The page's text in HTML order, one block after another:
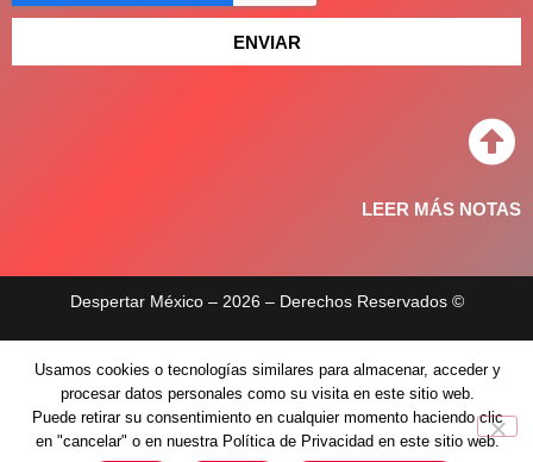
ENVIAR
LEER MÁS NOTAS
Despertar México – 2026 – Derechos Reservados ©
Políticas de privacidad
Usamos cookies o tecnologías similares para almacenar, acceder y
procesar datos personales como su visita en este sitio web.
Puede retirar su consentimiento en cualquier momento haciendo clic
en "cancelar" o en nuestra Política de Privacidad en este sitio web.